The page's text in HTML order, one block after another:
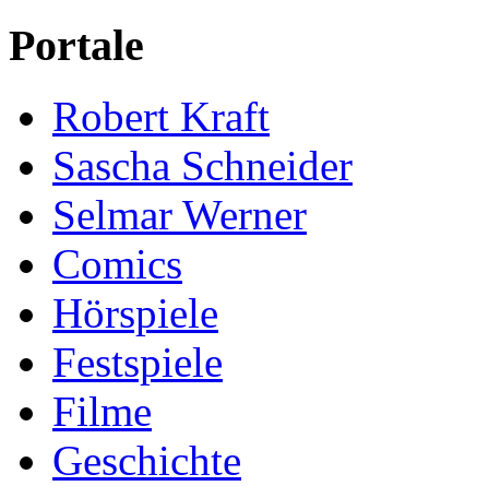
Portale
Robert Kraft
Sascha Schneider
Selmar Werner
Comics
Hörspiele
Festspiele
Filme
Geschichte